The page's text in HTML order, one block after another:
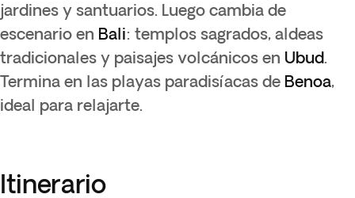
jardines y santuarios. Luego cambia de
escenario en Bali: templos sagrados, aldeas
tradicionales y paisajes volcánicos en Ubud.
Termina en las playas paradisíacas de Benoa,
ideal para relajarte.
Itinerario